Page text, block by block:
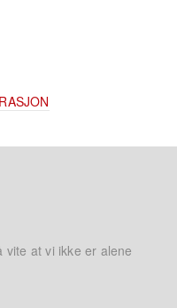
vite at vi ikke er alene